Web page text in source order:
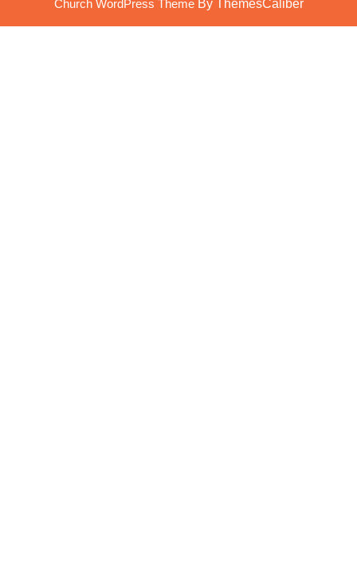
Church WordPress ThemeBy ThemesCaliber